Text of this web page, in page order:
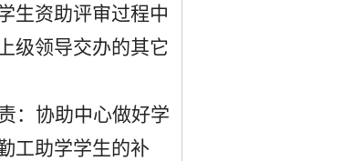
生资助评审过程中
级领导交办的其它
：协助中心做好学
工助学学生的补